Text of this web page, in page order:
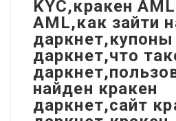
KYC,кракен
AML,как зайти
даркнет,купоны
даркнет,что
найден кракен
даркнет,сайт